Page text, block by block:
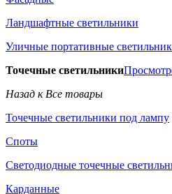
Ландшафтные светильники
Уличные портативные
Точечные светильники
Назад к Все товары
Точечные светильники под лампу
Споты
Светодиодные точечные
Карданные